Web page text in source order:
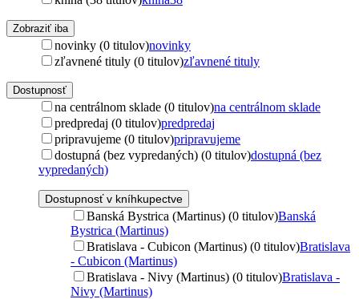
Zobraziť iba
novinky (0 titulov)novinky
zľavnené tituly (0 titulov)zľavnené tituly
Dostupnosť
na centrálnom sklade (0 titulov)na centrálnom sklade
predpredaj (0 titulov)predpredaj
pripravujeme (0 titulov)pripravujeme
dostupná (bez vypredaných) (0 titulov)dostupná (bez
vypredaných)
Dostupnosť v kníhkupectve
Banská Bystrica (Martinus) (0 titulov)Banská
Bystrica (Martinus)
Bratislava - Cubicon (Martinus) (0 titulov)Bratislava
- Cubicon (Martinus)
Bratislava - Nivy (Martinus) (0 titulov)Bratislava -
Nivy (Martinus)